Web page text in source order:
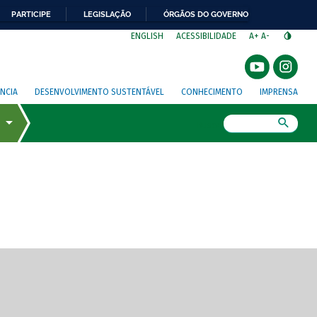
PARTICIPE LEGISLAÇÃO ÓRGÃOS DO GOVERNO
ENGLISH ACESSIBILIDADE A+ A-
DESENVOLVIMENTO SUSTENTÁVEL CONHECIMENTO IMPRENSA
de tela